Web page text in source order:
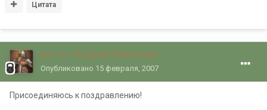
Цитата
мл. с-т Андрей Николаев
Опубликовано 15 февраля, 2007
Присоединяюсь к поздравлению!